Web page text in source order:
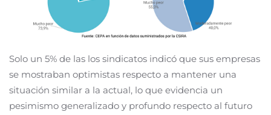
Solo un 5% de las los sindicatos indicó que sus empresas
se mostraban optimistas respecto a mantener una
situación similar a la actual, lo que evidencia un
pesimismo generalizado y profundo respecto al futuro